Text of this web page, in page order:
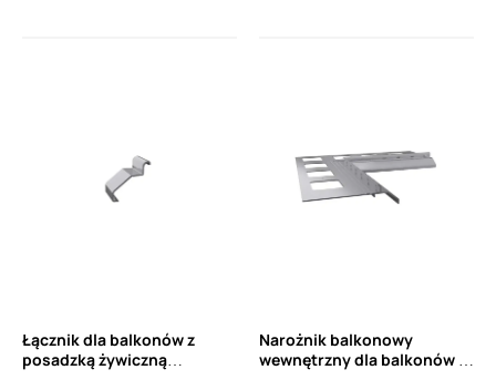
Łącznik dla balkonów z
posadzką żywiczną
Narożnik balkonowy
wewnętrzny dla balkonów z